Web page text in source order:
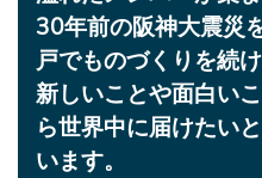
30年前の阪神大震災
戸でものづくりを続け
新しいことや面白い
ら世界中に届けたい
います。